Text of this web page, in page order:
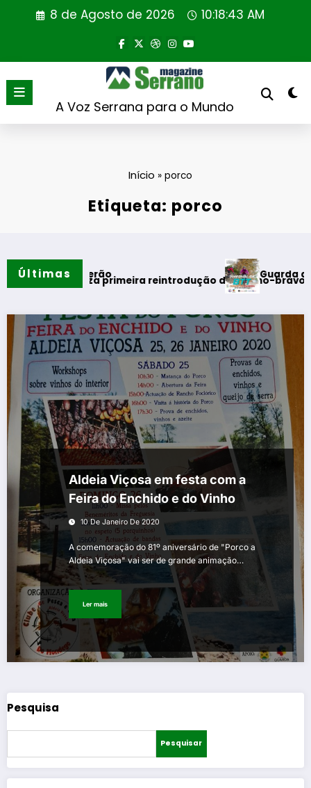
8 de Agosto de 2026 10:18:43 AM
A Voz Serrana para o Mundo
Início » porco
Etiqueta: porco
Últimas
do verão
realiza primeira reintrodução de coelho-bravo em área
Guarda desafia
Aldeia Viçosa em festa com a
Feira do Enchido e do Vinho
10 De Janeiro De 2020
A comemoração do 81º aniversário de "Porco a
Aldeia Viçosa" vai ser de grande animação…
Ler mais
Pesquisa
Pesquisar